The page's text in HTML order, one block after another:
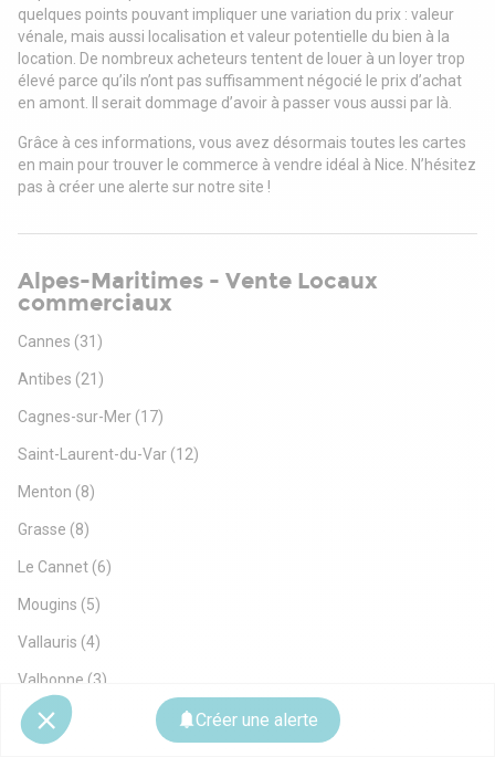
Créer une alerte
quelques points pouvant impliquer une variation du prix : valeur
vénale, mais aussi localisation et valeur potentielle du bien à la
location. De nombreux acheteurs tentent de louer à un loyer trop
élevé parce qu’ils n’ont pas suffisamment négocié le prix d’achat
en amont. Il serait dommage d’avoir à passer vous aussi par là.
Grâce à ces informations, vous avez désormais toutes les cartes
en main pour trouver le commerce à vendre idéal à Nice. N’hésitez
pas à créer une alerte sur notre site !
Alpes-Maritimes - Vente Locaux
commerciaux
Cannes (31)
Antibes (21)
Cagnes-sur-Mer (17)
Saint-Laurent-du-Var (12)
Menton (8)
Grasse (8)
Le Cannet (6)
Mougins (5)
Vallauris (4)
Valbonne (3)
Villeneuve-Loubet (3)